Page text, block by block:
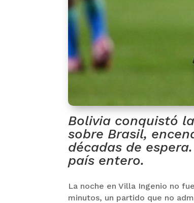
Bolivia conquistó
sobre Brasil,
décadas de
país entero.
La noche en Villa Ingenio no
minutos, un partido que no